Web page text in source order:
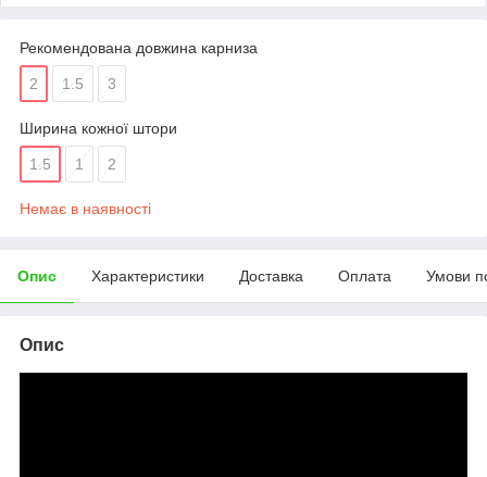
Рекомендована довжина карниза
2 1.5 3
Ширина кожної штори
1.5 1 2
Немає в наявності
Опис Характеристики Доставка Оплата Умови
Опис